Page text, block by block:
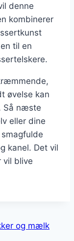
denne
kombinerer
til en
øvelse kan
Så næste
eller dine
kanel. Det vil
vil blive
og mælk